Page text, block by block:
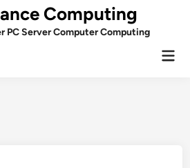
Computing
PC Server Computer Computing